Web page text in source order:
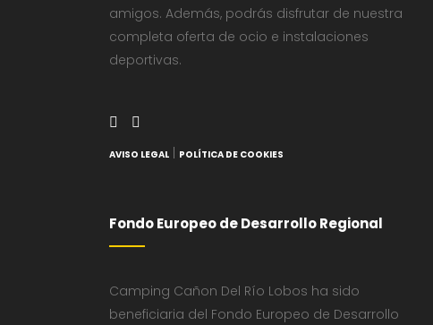
amigos. Además, podrás disfrutar de nuestra
completa oferta de ocio e instalaciones
deportivas.
AVISO LEGAL POLÍTICA DE COOKIES
Fondo Europeo de Desarrollo Regional
Camping Cañon Del Río Lobos ha sido
beneficiaria del Fondo Europeo de Desarrollo